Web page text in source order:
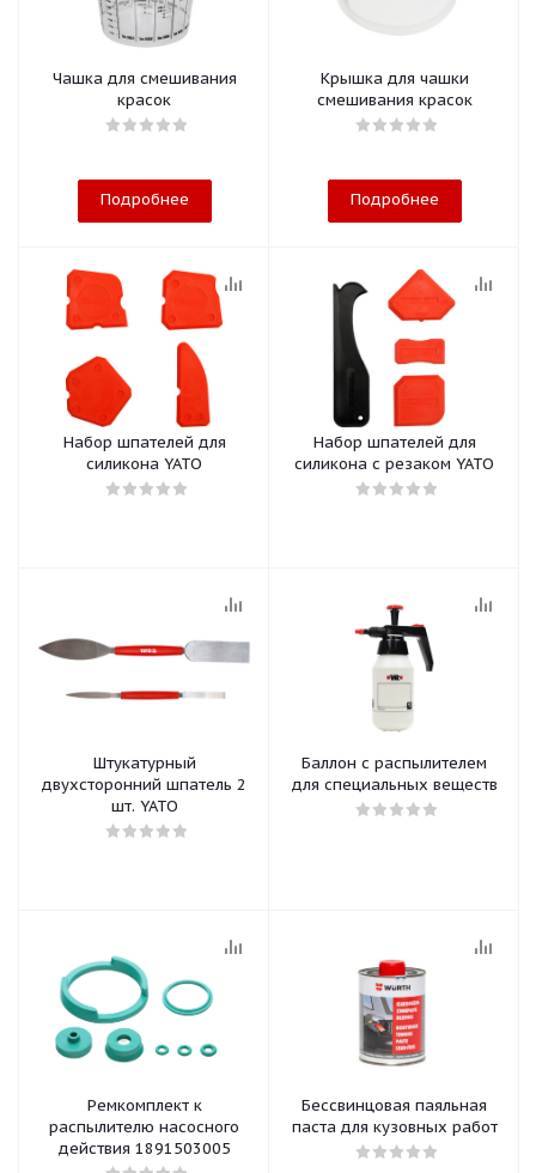
Чашка для смешивания
красок
Подробнее
Крышка для чашки
смешивания красок
Подробнее
Набор шпателей для
силикона YATO
Набор шпателей для
силикона с резаком YATO
Штукатурный
двухсторонний шпатель 2
шт. YATO
Баллон с распылителем
для специальных веществ
Ремкомплект к
распылителю насосного
действия 1891503005
Бессвинцовая паяльная
паста для кузовных работ